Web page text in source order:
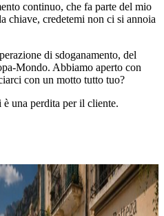
continuo, che fa parte del mio
chiave, credetemi non ci si annoia
di sdoganamento, del
Mondo. Abbiamo aperto con
con un motto tutto tuo?
una perdita per il cliente.